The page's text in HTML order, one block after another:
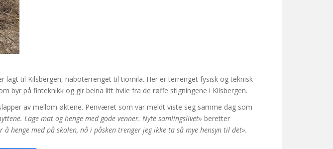
til Kilsbergen, naboterrenget til tiomila. Her er terrenget fysisk og teknisk
byr på finteknikk og gir beina litt hvile fra de røffe stigningene i Kilsbergen.
av mellom øktene. Penværet som var meldt viste seg samme dag som
Lage mat og henge med gode venner. Nyte samlingslivet» beretter
henge med på skolen, nå i påsken trenger jeg ikke ta så mye hensyn til det».